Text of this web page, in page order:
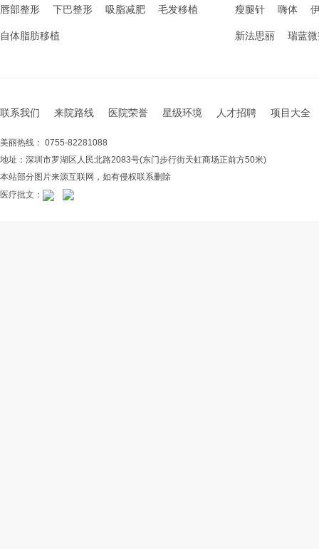
唇部整形 下巴整形 吸脂减肥 毛发移植
自体脂肪移植
瘦腿针 嗨体
新法思丽 瑞蓝
联系我们 来院路线 医院荣誉 星级环境 人才招聘 项目大全
美丽热线： 0755-82281088
地址：深圳市罗湖区人民北路2083号(东门步行街天虹商场正前方50米)
本站部分图片来源互联网，如有侵权联系删除
医疗批文：